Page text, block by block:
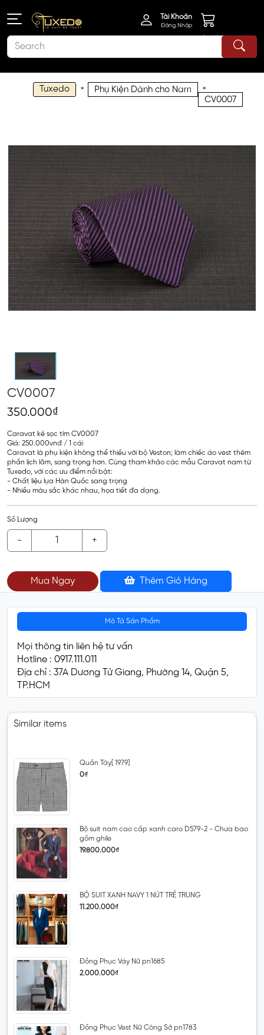
Tài Khoản
Đăng Nhập
Giỏ Hàng
Tuxedo » Phụ Kiện Dành cho Nam »
CV0007
CV0007
350.000₫
Caravat kẻ sọc tím CV0007
Giá: 250.000vnđ / 1 cái
Caravat là phụ kiện không thể thiếu với bộ Veston; làm chiếc áo vest thêm
phần lịch lãm, sang trọng hơn. Cùng tham khảo các mẫu Caravat nam từ
Tuxedo, với các ưu điểm nổi bật:
- Chất liệu lụa Hàn Quốc sang trọng
- Nhiều màu sắc khác nhau, họa tiết đa dạng.
Số Lượng
- +
Mua Ngay Thêm Giỏ Hàng
Mô Tả Sản Phẩm
Mọi thông tin liên hệ tư vấn
Hotline : 0917.111.011
Địa chỉ : 37A Dương Tử Giang, Phường 14, Quận 5,
TP.HCM
Similar items
Quần Tây[ 1979]
0₫
Bộ suit nam cao cấp xanh caro D579-2 - Chưa bao
gồm ghile
19.800.000₫
BỘ SUIT XANH NAVY 1 NÚT TRẺ TRUNG
11.200.000₫
Đồng Phục Váy Nữ pn1685
2.000.000₫
Đồng Phục Vest Nữ Công Sở pn1783